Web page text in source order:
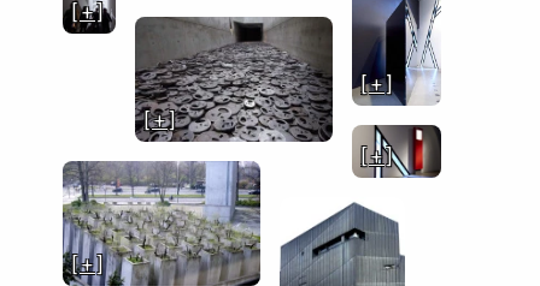
[ + ]
[ + ]
[ + ]
[ + ]
[ + ]